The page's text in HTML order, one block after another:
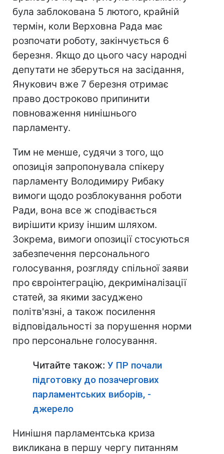
була заблокована 5 лютого, крайній
термін, коли Верховна Рада має
розпочати роботу, закінчується 6
березня. Якщо до цього часу народні
депутати не зберуться на засідання,
Янукович вже 7 березня отримає
право достроково припинити
повноваження нинішнього
парламенту.
Тим не менше, судячи з того, що
опозиція запропонувала спікеру
парламенту Володимиру Рибаку
вимоги щодо розблокування роботи
Ради, вона все ж сподівається
вирішити кризу іншим шляхом.
Зокрема, вимоги опозиції стосуються
забезпечення персонального
голосування, розгляду спільної заяви
про євроінтеграцію, декриміналізації
статей, за якими засуджено
політв'язні, а також посилення
відповідальності за порушення норми
про персональне голосування.
Читайте також: У ПР почали
підготовку до позачергових
парламентських виборів, -
джерело
Нинішня парламентська криза
викликана в першу чергу питанням